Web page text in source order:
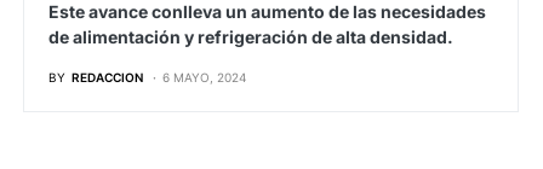
Este avance conlleva un aumento de las necesidades
de alimentación y refrigeración de alta densidad.
BY REDACCION 6 MAYO, 2024